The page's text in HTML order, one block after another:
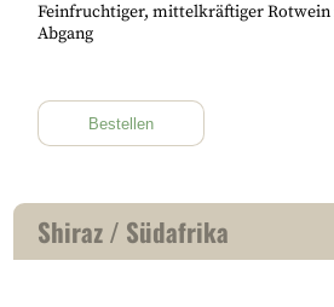
Feinfruchtiger, mittelkräftiger Rotwein
Abgang
Bestellen
Shiraz / Südafrika